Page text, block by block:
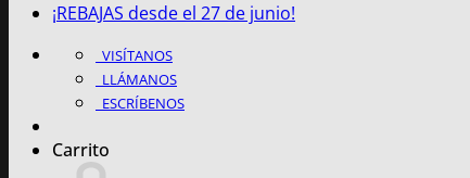
¡REBAJAS desde el 27 de junio!
VISÍTANOS
LLÁMANOS
ESCRÍBENOS
Carrito